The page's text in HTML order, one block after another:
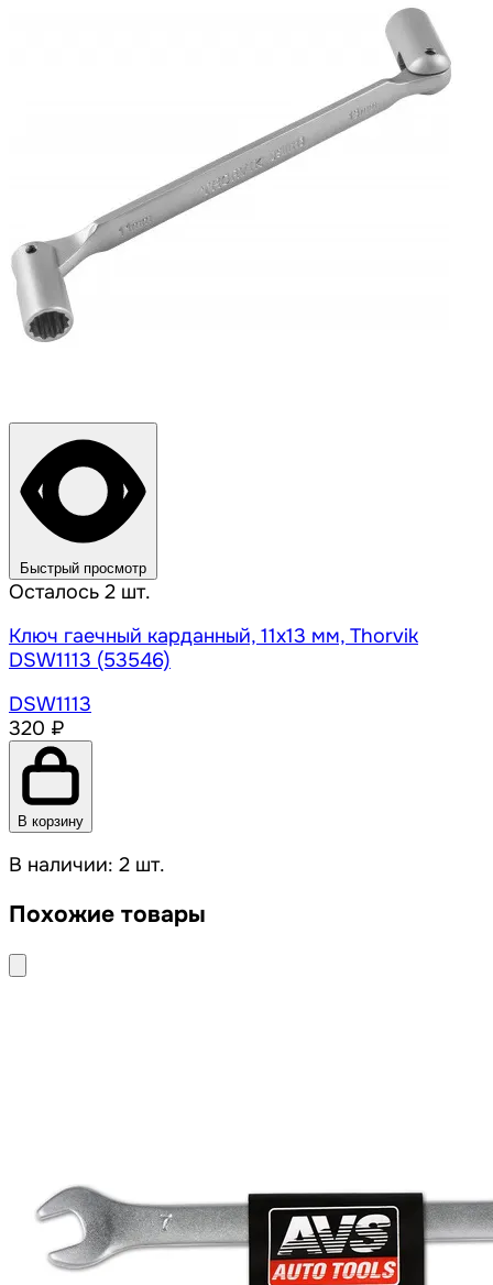
Быстрый просмотр
Осталось 2 шт.
Ключ гаечный карданный, 11х13 мм, Thorvik
DSW1113 (53546)
DSW1113
320 ₽
В корзину
В наличии: 2 шт.
Похожие товары